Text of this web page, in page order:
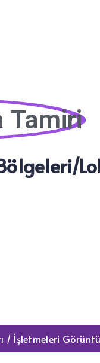
Tamiri
/ İşletmeleri